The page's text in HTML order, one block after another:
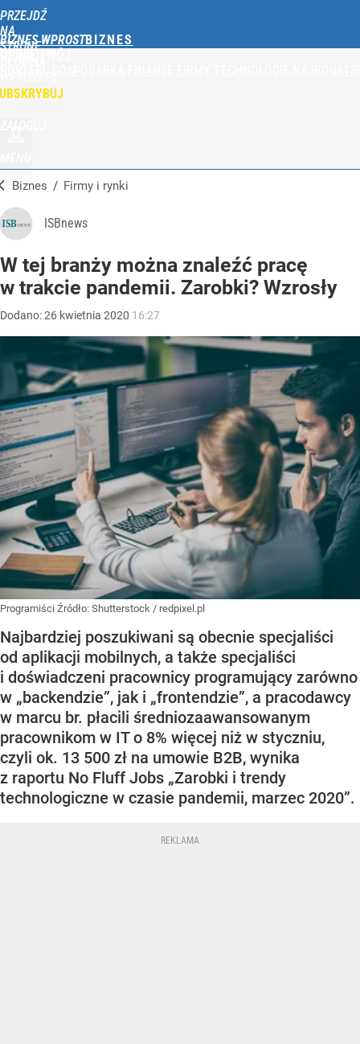
PRZEJDŹ
NA
STRONĘ
BIZNES WPROST
Biznes / Firmy i rynki
ISBnews
W tej branży można znaleźć pracę
w trakcie pandemii. Zarobki? Wzrosły
Dodano:26 kwietnia 2020 16:27
Programiści Źródło: Shutterstock / redpixel.pl
Najbardziej poszukiwani są obecnie specjaliści
od aplikacji mobilnych, a także specjaliści
i doświadczeni pracownicy programujący zarówno
w „backendzie”, jak i „frontendzie”, a pracodawcy
w marcu br. płacili średniozaawansowanym
pracownikom w IT o 8% więcej niż w styczniu,
czyli ok. 13 500 zł na umowie B2B, wynika
z raportu No Fluff Jobs „Zarobki i trendy
technologiczne w czasie pandemii, marzec 2020”.